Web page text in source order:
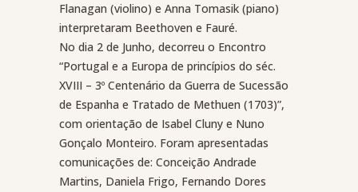
Flanagan (violino) e Anna Tomasik (piano)
interpretaram Beethoven e Fauré.
No dia 2 de Junho, decorreu o Encontro
“Portugal e a Europa de princípios do séc.
XVIII – 3º Centenário da Guerra de Sucessão
de Espanha e Tratado de Methuen (1703)”,
com orientação de Isabel Cluny e Nuno
Gonçalo Monteiro. Foram apresentadas
comunicações de: Conceição Andrade
Martins, Daniela Frigo, Fernando Dores